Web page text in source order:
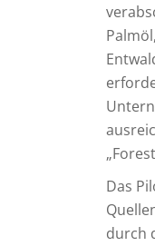
Das
durch